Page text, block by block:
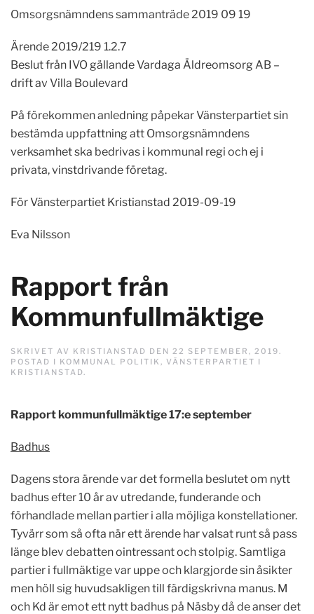
Omsorgsnämndens sammanträde 2019 09 19
Ärende 2019/219 1.2.7
Beslut från IVO gällande Vardaga Äldreomsorg AB –
drift av Villa Boulevard
På förekommen anledning påpekar Vänsterpartiet sin
bestämda uppfattning att Omsorgsnämndens
verksamhet ska bedrivas i kommunal regi och ej i
privata, vinstdrivande företag.
För Vänsterpartiet Kristianstad 2019-09-19
Eva Nilsson
Rapport från
Kommunfullmäktige
SKRIVET AV KRISTIANSTAD DEN 22 SEPTEMBER, 2019.
POSTAD I KOMMUNAL POLITIK , VÄNSTERPARTIET I
KRISTIANSTAD.
Rapport kommunfullmäktige 17:e september
Badhus
Dagens stora ärende var det formella beslutet om nytt
badhus efter 10 år av utredande, funderande och
förhandlade mellan partier i alla möjliga konstellationer.
Tyvärr som så ofta när ett ärende har valsat runt så pass
länge blev debatten ointressant och stolpig. Samtliga
partier i fullmäktige var uppe och klargjorde sin åsikter
men höll sig huvudsakligen till färdigskrivna manus. M
och Kd är emot ett nytt badhus på Näsby då de anser det